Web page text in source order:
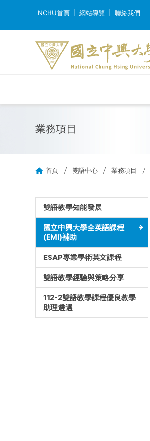
NCHU首頁 網站導覽 聯絡我們
業務項目
首頁 雙語中心 業務項目
雙語教學知能發展
國立中興大學全英語課程
(EMI)補助
ESAP專業學術英文課程
雙語教學經驗與策略分享
112-2雙語教學課程優良教學
助理遴選